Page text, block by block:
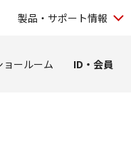
製品・サポート情報
ョールーム ID・会員